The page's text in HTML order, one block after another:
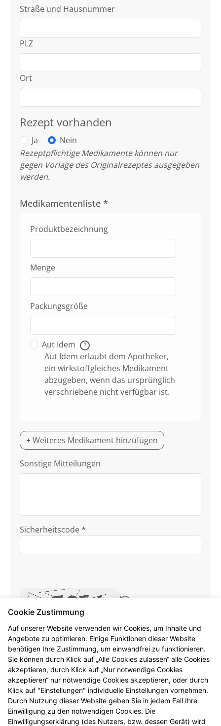
Straße und Hausnummer
PLZ
Ort
Rezept vorhanden
Ja
Nein
Rezeptpflichtige Medikamente können nur
gegen Vorlage des Originalrezeptes ausgegeben
werden.
Medikamentenliste *
Produktbezeichnung
Menge
Packungsgröße
Aut Idem ?
Aut Idem erlaubt dem Apotheker,
ein wirkstoffgleiches Medikament
abzugeben, wenn das ursprünglich
verschriebene nicht verfügbar ist.
+ Weiteres Medikament hinzufügen
Sonstige Mitteilungen
Sicherheitscode *
Ich habe dieDatenschutzhinweisezur
Kenntnis genommen.
Formular jetzt absenden
Alle mit * gekennzeichneten Felder sind
Pflichtangaben.
Cookie Zustimmung
Auf unserer Website verwenden wir Cookies, um Inhalte und
Angebote zu optimieren. Einige Funktionen dieser Website
benötigen Ihre Zustimmung, um einwandfrei zu funktionieren.
Sie können durch Klick auf „Alle Cookies zulassen“ alle Cookies
akzeptieren, durch Klick auf „Nur notwendige Cookies
akzeptieren“ nur notwendige Cookies akzeptieren, oder durch
Klick auf "Einstellungen" individuelle Einstellungen vornehmen.
Durch Nutzung dieser Website geben Sie in jedem Fall Ihre
Einwilligung zu den notwendigen Cookies. Die
Einwilligungserklärung (des Nutzers, bzw. dessen Gerät) wird